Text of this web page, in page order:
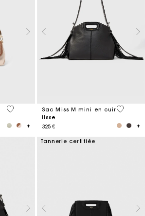
3,3 out of 5 Customer Rating
Sac Miss M mini en cuir
lisse
325 €
5 out of
Tannerie certifiée